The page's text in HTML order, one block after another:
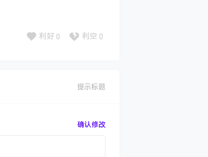
利好 0 利空 0
提示标题
确认修改